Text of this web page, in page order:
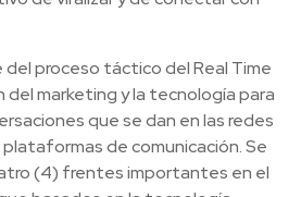
proceso táctico del Real Time
del marketing y la tecnología para
que se dan en las redes
de comunicación. Se
(4) frentes importantes en el